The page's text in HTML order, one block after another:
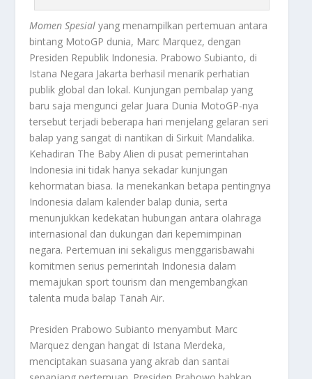
Momen Spesial yang menampilkan pertemuan antara
bintang MotoGP dunia, Marc Marquez, dengan
Presiden Republik Indonesia. Prabowo Subianto, di
Istana Negara Jakarta berhasil menarik perhatian
publik global dan lokal. Kunjungan pembalap yang
baru saja mengunci gelar Juara Dunia MotoGP-nya
tersebut terjadi beberapa hari menjelang gelaran seri
balap yang sangat di nantikan di Sirkuit Mandalika.
Kehadiran The Baby Alien di pusat pemerintahan
Indonesia ini tidak hanya sekadar kunjungan
kehormatan biasa. Ia menekankan betapa pentingnya
Indonesia dalam kalender balap dunia, serta
menunjukkan kedekatan hubungan antara olahraga
internasional dan dukungan dari kepemimpinan
negara. Pertemuan ini sekaligus menggarisbawahi
komitmen serius pemerintah Indonesia dalam
memajukan sport tourism dan mengembangkan
talenta muda balap Tanah Air.
Presiden Prabowo Subianto menyambut Marc
Marquez dengan hangat di Istana Merdeka,
menciptakan suasana yang akrab dan santai